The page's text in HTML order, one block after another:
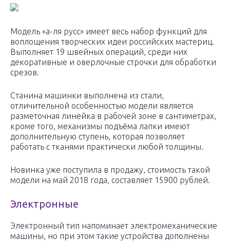
Модель «а-ля русс» имеет весь набор функций для
воплощения творческих идеи российских мастериц.
Выполняет 19 швейных операций, среди них
декоративные и оверлочные строчки для обработки
срезов.
Станина машинки выполнена из стали,
отличительной особенностью модели является
разметочная линейка в рабочей зоне в сантиметрах,
кроме того, механизмы подъёма лапки имеют
дополнительную ступень, которая позволяет
работать с тканями практически любой толщины.
Новинка уже поступила в продажу, стоимость такой
модели на май 2018 года, составляет 15900 рублей.
Электронные
Электронный тип напоминает электромеханические
машины, но при этом такие устройства дополнены